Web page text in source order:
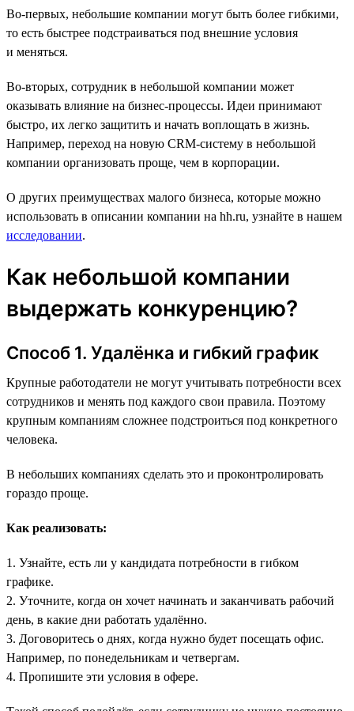
Во-первых, небольшие компании могут быть более гибкими,
то есть быстрее подстраиваться под внешние условия
и меняться.
Во-вторых, сотрудник в небольшой компании может
оказывать влияние на бизнес-процессы. Идеи принимают
быстро, их легко защитить и начать воплощать в жизнь.
Например, переход на новую CRM-систему в небольшой
компании организовать проще, чем в корпорации.
О других преимуществах малого бизнеса, которые можно
использовать в описании компании на hh.ru, узнайте в нашем
исследовании.
Как небольшой компании
выдержать конкуренцию?
Способ 1. Удалёнка и гибкий график
Крупные работодатели не могут учитывать потребности всех
сотрудников и менять под каждого свои правила. Поэтому
крупным компаниям сложнее подстроиться под конкретного
человека.
В небольших компаниях сделать это и проконтролировать
гораздо проще.
Как реализовать:
1. Узнайте, есть ли у кандидата потребности в гибком
графике.
2. Уточните, когда он хочет начинать и заканчивать рабочий
день, в какие дни работать удалённо.
3. Договоритесь о днях, когда нужно будет посещать офис.
Например, по понедельникам и четвергам.
4. Пропишите эти условия в офере.